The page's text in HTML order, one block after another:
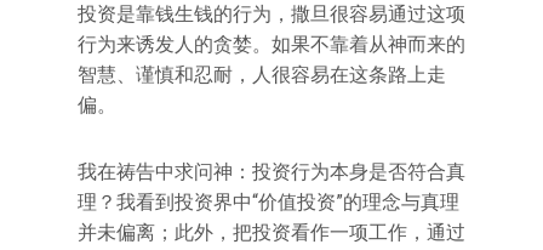
投资是靠钱生钱的行为，撒旦很容易通过这项
行为来诱发人的贪婪。如果不靠着从神而来的
智慧、谨慎和忍耐，人很容易在这条路上走
偏。
我在祷告中求问神：投资行为本身是否符合真
理？我看到投资界中“价值投资”的理念与真理
并未偏离；此外，把投资看作一项工作，通过